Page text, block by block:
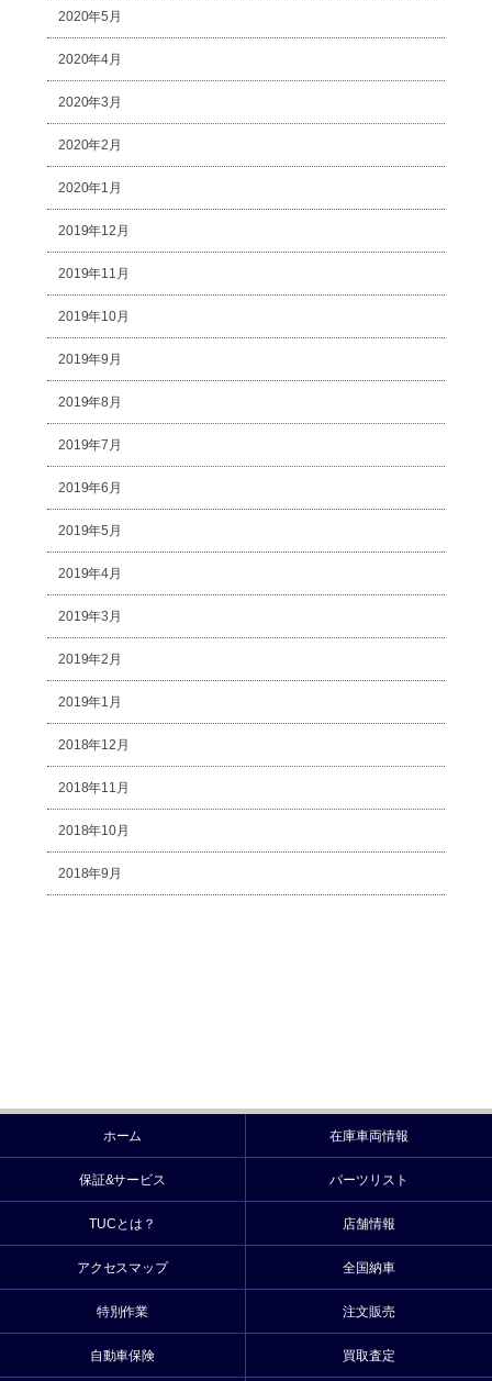
2020年5月
2020年4月
2020年3月
2020年2月
2020年1月
2019年12月
2019年11月
2019年10月
2019年9月
2019年8月
2019年7月
2019年6月
2019年5月
2019年4月
2019年3月
2019年2月
2019年1月
2018年12月
2018年11月
2018年10月
2018年9月
ホーム 在庫車両情報
保証&サービス パーツリスト
TUCとは？ 店舗情報
アクセスマップ 全国納車
特別作業 注文販売
自動車保険 買取査定